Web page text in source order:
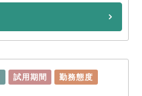
試用期間 勤務態度